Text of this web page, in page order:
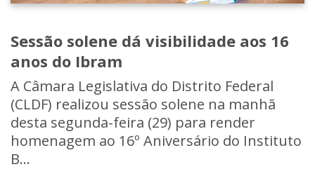
Sessão solene dá visibilidade aos 16
anos do Ibram
A Câmara Legislativa do Distrito Federal
(CLDF) realizou sessão solene na manhã
desta segunda-feira (29) para render
homenagem ao 16º Aniversário do Instituto
B...